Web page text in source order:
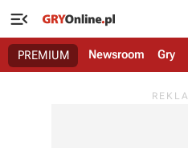

PREMIUM Newsroom Gry